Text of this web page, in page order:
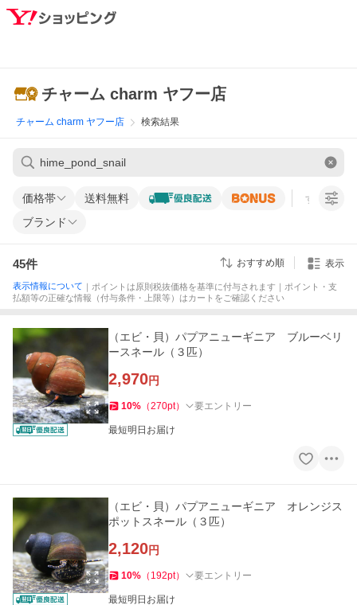
チャーム charm ヤフー店
チャーム charm ヤフー店 検索結果
価格帯 送料無料 すべての条
ブランド
45件 おすすめ順 表示
表示情報について ｜ポイントは原則税抜価格を基準に付与されます｜ポイント・支
払額等の正確な情報（付与条件・上限等）はカートをご確認ください
（エビ・貝）パプアニューギニア ブルーベリ
ースネール（３匹）
2,970円
10% （270pt） 要エントリー
最短明日お届け
（エビ・貝）パプアニューギニア オレンジス
ポットスネール（３匹）
2,120円
10% （ 192pt） 要エントリー
最短明日お届け